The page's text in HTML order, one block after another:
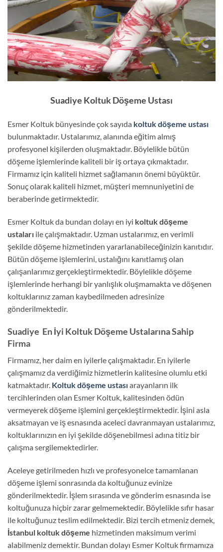
Suadiye Koltuk Döşeme Ustası
Esmer Koltuk bünyesinde çok sayıda koltuk döşeme ustası
bulunmaktadır. Ustalarımız, alanında eğitim almış
profesyonel kişilerden oluşmaktadır. Böylelikle bütün
döşeme işlemlerinde kaliteli bir iş ortaya çıkmaktadır.
Firmamız için kaliteli hizmet sağlamanın önemi büyüktür.
Sonuç olarak kaliteli hizmet, müşteri memnuniyetini de
beraberinde getirmektedir.
Esmer Koltuk da bundan dolayı en iyi koltuk döşeme
ustaları ile çalışmaktadır. Uzman ustalarımız, en verimli
şekilde döşeme hizmetinden yararlanabileceğinizin kanıtıdır.
Bütün döşeme işlemlerini, ustalığını kanıtlamış olan
çalışanlarımız gerçekleştirmektedir. Böylelikle döşeme
işlemlerinde herhangi bir yanlışlık oluşmamakta ve döşenen
koltuklarınız zaman kaybedilmeden adresinize
gönderilmektedir.
Suadiye En İyi Koltuk Döşeme Ustalarına Sahip
Firma
Firmamız, her daim en iyilerle çalışmaktadır. En iyilerle
çalışmamız da verdiğimiz hizmetlerin kalitesine olumlu etki
katmaktadır. Koltuk döşeme ustasıarayanların ilk
tercihlerinden olan Esmer Koltuk, kalitesinden ödün
vermeyerek döşeme işlemini gerçekleştirmektedir. İşini asla
aksatmayan ve iş esnasında aceleci davranmayan ustalarımız,
koltuklarınızın en iyi şekilde döşenebilmesi adına titiz bir
çalışma sergilemektedirler.
Aceleye getirilmeden hızlı ve profesyonelce tamamlanan
döşeme işlemi sonrasında da koltuğunuz evinize
gönderilmektedir. İşlem sırasında ve gönderim esnasında ise
koltuğunuza hiçbir zarar gelmemektedir. Böylelikle sıfır hasar
ile koltuğunuz teslim edilmektedir. Bizi tercih etmeniz demek,
İstanbul koltuk döşeme hizmetinden maksimum verimi
alabilmeniz demektir. Bundan dolayı Esmer Koltuk firmamıza